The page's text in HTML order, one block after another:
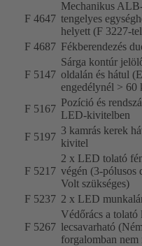
F 4647
Mechanikus
tengelyes
helyett (F 3227-
F 4687 Fékberendezés
F 5147
Sárga kontúr
oldalán és hátul
engedélynél > 60
F 5167
Pozíció és
LED-kivitelben
F 5197
3 kamrás kerek
kivitel
F 5217
2 x LED tolató
végén (3-pólusos
Volt szükséges)
F 5237 2 x LED
F 5267
Védőrács a tolató
lecsavarható
forgalomban nem